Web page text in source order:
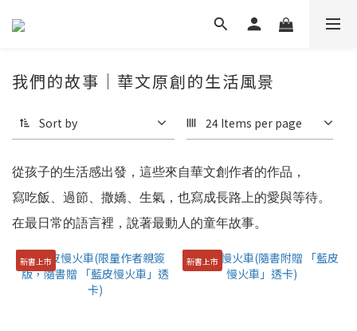
我們的故事｜華文原創的生活風景
Sort by 24 Items per page
從孩子的生活感出發，這些來自華文創作者的作品，
寫吃飯、過節、撒嬌、生氣，也寫成長路上的愛與等待。
在最日常的語言裡，說著最動人的童年故事。
新書上市 新書上市